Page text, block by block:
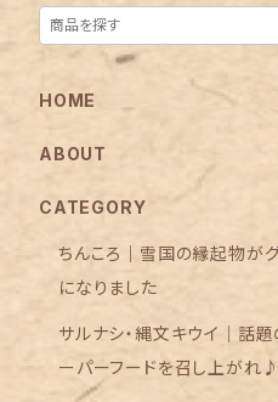
HOME
ABOUT
CATEGORY
ちんころ｜雪国の縁起物が
になりました
サルナシ・縄文キウイ｜話題
ーパーフードを召し上がれ♪